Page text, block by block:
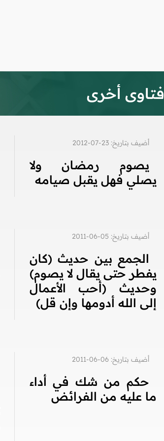
فتاوى أخرى
أضيف بتاريخ: 23-07-2012
يصوم رمضان ولا
يصلي فهل يقبل صيامه
أضيف بتاريخ: 05-06-2011
الجمع بين حديث (كان
يفطر حتى يقال لا يصوم)
وحديث (أحب الأعمال
إلى الله أدومها وإن قل)
أضيف بتاريخ: 06-06-2011
حكم من شك في أداء
ما عليه من الفرائض